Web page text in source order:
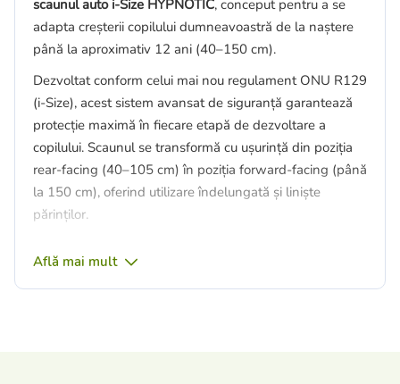
scaunul auto i-Size HYPNOTIC, conceput pentru a se
adapta creșterii copilului dumneavoastră de la naștere
până la aproximativ 12 ani (40–150 cm).
Dezvoltat conform celui mai nou regulament ONU R129
(i-Size), acest sistem avansat de siguranță garantează
protecție maximă în fiecare etapă de dezvoltare a
copilului. Scaunul se transformă cu ușurință din poziția
rear-facing (40–105 cm) în poziția forward-facing (până
la 150 cm), oferind utilizare îndelungată și liniște
părinților.
facilă a pozițiilor, precum și rotirea laterală pentru
introducerea și scoaterea mai comodă a copilului.
Află mai mult